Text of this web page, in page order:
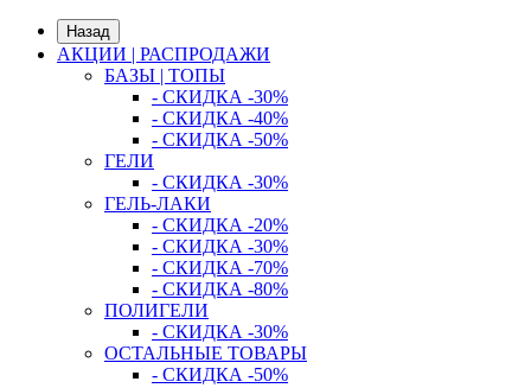
Назад
АКЦИИ | РАСПРОДАЖИ
БАЗЫ | ТОПЫ
- СКИДКА -30%
- СКИДКА -40%
- СКИДКА -50%
ГЕЛИ
- СКИДКА -30%
ГЕЛЬ-ЛАКИ
- СКИДКА -20%
- СКИДКА -30%
- СКИДКА -70%
- СКИДКА -80%
ПОЛИГЕЛИ
- СКИДКА -30%
ОСТАЛЬНЫЕ ТОВАРЫ
- СКИДКА -50%